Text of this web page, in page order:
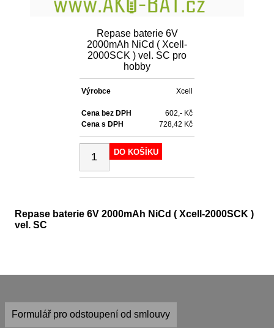
Repase baterie 6V
2000mAh NiCd ( Xcell-
2000SCK ) vel. SC pro
hobby
Výrobce Xcell
Cena bez DPH
602,- Kč
Cena s DPH
728,42 Kč
DO KOŠÍKU
Repase baterie 6V 2000mAh NiCd ( Xcell-2000SCK )
vel. SC
Formulář pro odstoupení od smlouvy